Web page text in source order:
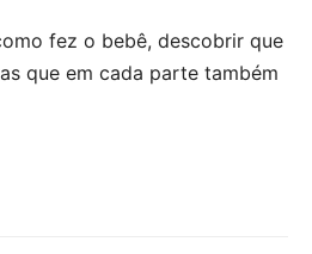
fez o bebê, descobrir que
que em cada parte também